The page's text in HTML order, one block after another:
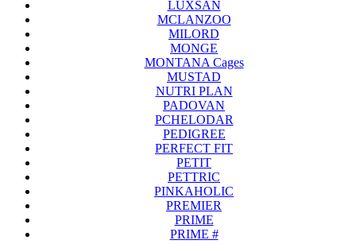
LUXSAN
MCLANZOO
MILORD
MONGE
MONTANA Cages
MUSTAD
NUTRI PLAN
PADOVAN
PCHELODAR
PEDIGREE
PERFECT FIT
PETIT
PETTRIC
PINKAHOLIC
PREMIER
PRIME
PRIME #